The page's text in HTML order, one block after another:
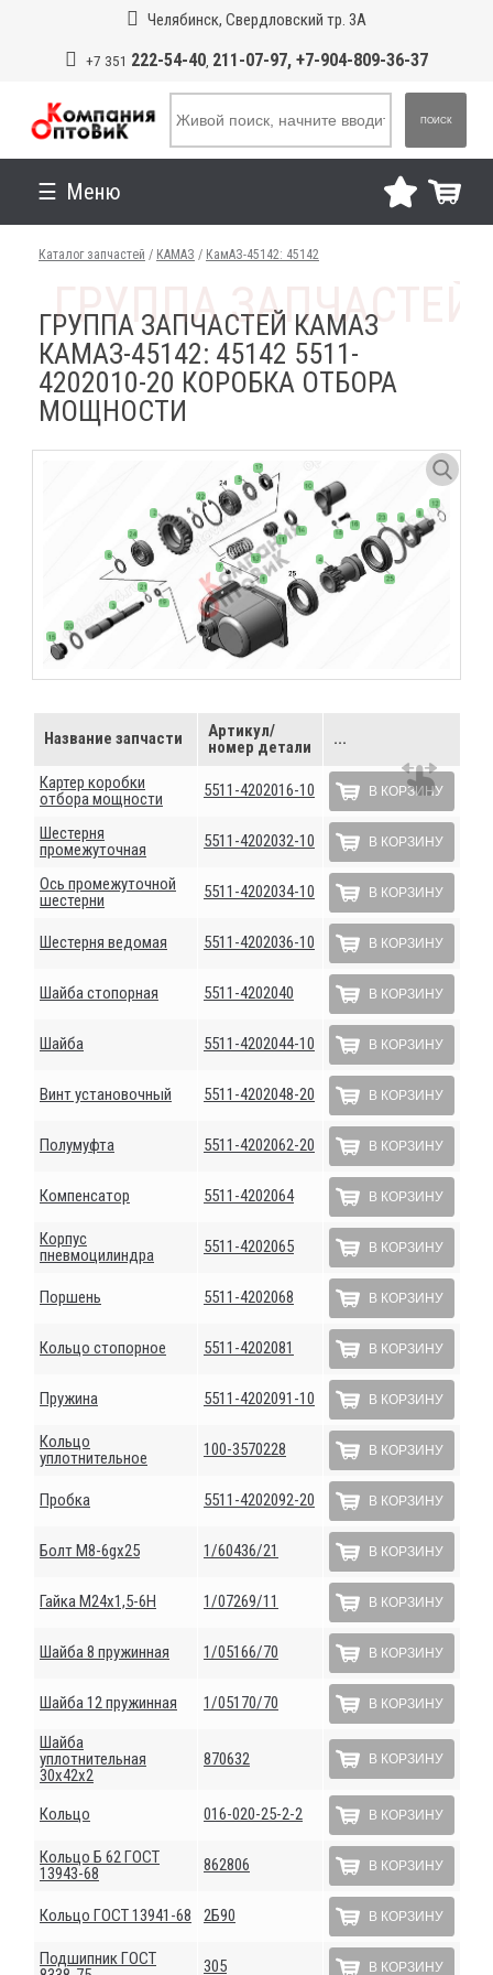
Челябинск, Свердловский тр. 3А
+7 351 222-54-40, 211-07-97, +7-904-809-36-37
ПОИСК
Меню
Каталог запчастей / КАМАЗ / КамАЗ-45142: 45142
ГРУППА ЗАПЧАСТЕЙ КАМАЗ
КАМАЗ-45142: 45142 5511-
4202010-20 КОРОБКА ОТБОРА
МОЩНОСТИ
Название запчасти
Артикул/
номер детали
...
Картер коробки
отбора мощности
5511-4202016-10 В КОРЗИНУ
Шестерня
промежуточная
5511-4202032-10 В КОРЗИНУ
Ось промежуточной
шестерни
5511-4202034-10 В КОРЗИНУ
Шестерня ведомая 5511-4202036-10 В КОРЗИНУ
Шайба стопорная 5511-4202040 В КОРЗИНУ
Шайба 5511-4202044-10 В КОРЗИНУ
Винт установочный 5511-4202048-20 В КОРЗИНУ
Полумуфта 5511-4202062-20 В КОРЗИНУ
Компенсатор 5511-4202064 В КОРЗИНУ
Корпус
пневмоцилиндра
5511-4202065 В КОРЗИНУ
Поршень 5511-4202068 В КОРЗИНУ
Кольцо стопорное 5511-4202081 В КОРЗИНУ
Пружина 5511-4202091-10 В КОРЗИНУ
Кольцо
уплотнительное
100-3570228 В КОРЗИНУ
Пробка 5511-4202092-20 В КОРЗИНУ
Болт М8-6gх25 1/60436/21 В КОРЗИНУ
Гайка М24х1,5-6Н 1/07269/11 В КОРЗИНУ
Шайба 8 пружинная 1/05166/70 В КОРЗИНУ
Шайба 12 пружинная 1/05170/70 В КОРЗИНУ
Шайба
уплотнительная
30х42х2
870632 В КОРЗИНУ
Кольцо 016-020-25-2-2 В КОРЗИНУ
Кольцо Б 62 ГОСТ
13943-68
862806 В КОРЗИНУ
Кольцо ГОСТ 13941-68 2Б90 В КОРЗИНУ
Подшипник ГОСТ
305 В КОРЗИНУ